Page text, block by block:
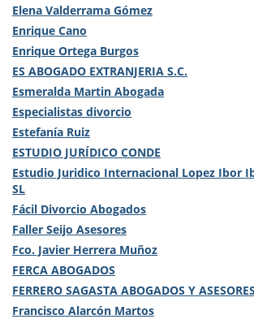
Elena Valderrama Gómez
Enrique Cano
Enrique Ortega Burgos
ES ABOGADO EXTRANJERIA S.C.
Esmeralda Martin Abogada
Especialistas divorcio
Estefanía Ruiz
ESTUDIO JURÍDICO CONDE
Estudio Juridico Internacional Lopez Ibor
SL
Fácil Divorcio Abogados
Faller Seijo Asesores
Fco. Javier Herrera Muñoz
FERCA ABOGADOS
FERRERO SAGASTA ABOGADOS Y
Francisco Alarcón Martos